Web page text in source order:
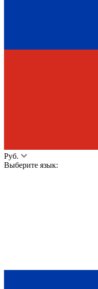
Руб.
Выберите язык: